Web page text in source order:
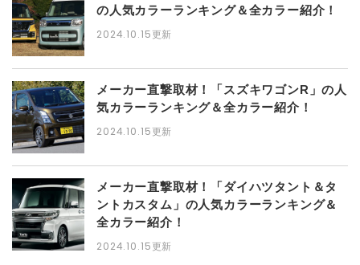
の人気カラーランキング＆全カラー紹介！
2024.10.15更新
メーカー直撃取材！「スズキワゴンR」の人
気カラーランキング＆全カラー紹介！
2024.10.15更新
メーカー直撃取材！「ダイハツタント＆タ
ントカスタム」の人気カラーランキング＆
全カラー紹介！
2024.10.15更新